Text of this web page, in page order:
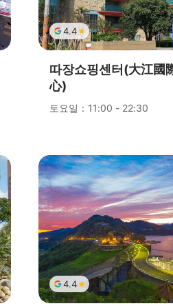
4.4
따장쇼핑센터(大江國
心)
토요일：11:00 - 22:30
4.4